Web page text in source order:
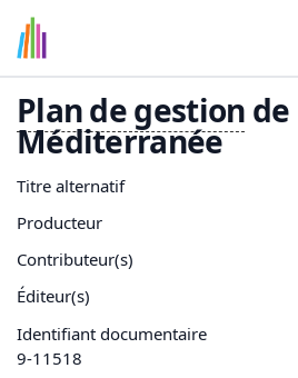
Plan de gestion de
Méditerranée
Titre alternatif
Producteur
Contributeur(s)
Éditeur(s)
Identifiant documentaire
9-11518